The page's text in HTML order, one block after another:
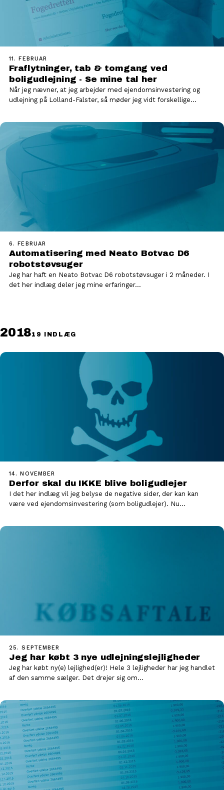
11. FEBRUAR
Fraflytninger, tab & tomgang ved
boligudlejning - Se mine tal her
Når jeg nævner, at jeg arbejder med ejendomsinvestering og
udlejning på Lolland-Falster, så møder jeg vidt forskellige
6. FEBRUAR
Automatisering med Neato Botvac D6
robotstøvsuger
Jeg har haft en Neato Botvac D6 robotstøvsuger i 2 måneder. I
det her indlæg deler jeg mine erfaringer…
201819 INDLÆG
14. NOVEMBER
Derfor skal du IKKE blive boligudlejer
I det her indlæg vil jeg belyse de negative sider, der kan kan
være ved ejendomsinvestering (som boligudlejer). Nu…
25. SEPTEMBER
Jeg har købt 3 nye udlejningslejligheder
Jeg har købt ny(e) lejlighed(er)! Hele 3 lejligheder har jeg handlet
af den samme sælger. Det drejer sig om…